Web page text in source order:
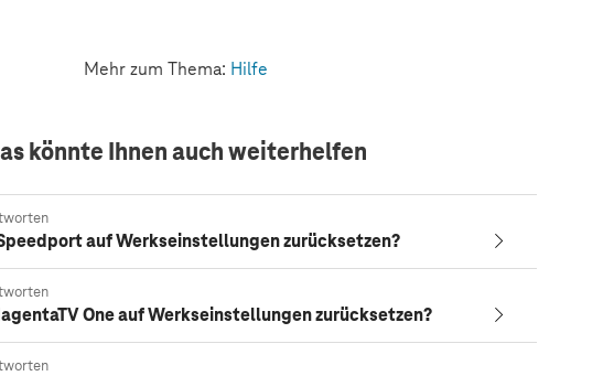
Mehr zum Thema: Hilfe
könnte Ihnen auch weiterhelfen
auf Werkseinstellungen zurücksetzen?
One auf Werkseinstellungen zurücksetzen?